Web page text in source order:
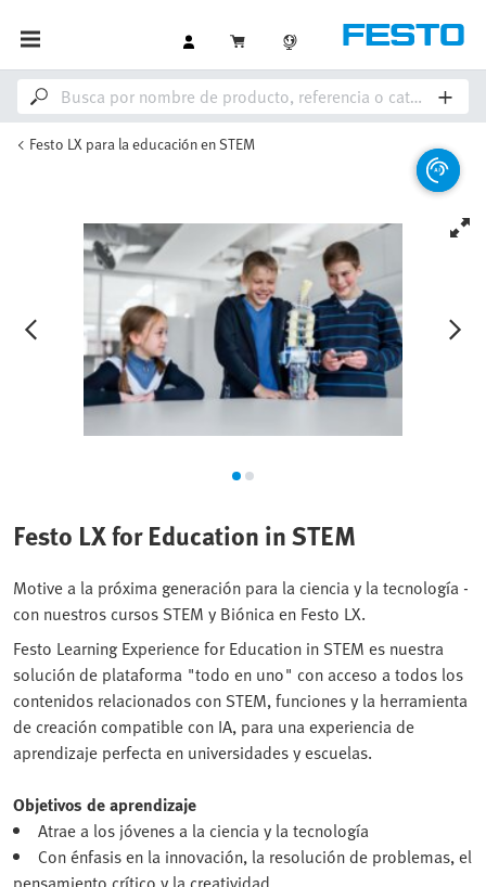
Festo LX para la educación en STEM
Festo LX for Education in STEM
Motive a la próxima generación para la ciencia y la tecnología -
con nuestros cursos STEM y Biónica en Festo LX.
Festo Learning Experience for Education in STEM es nuestra
solución de plataforma "todo en uno" con acceso a todos los
contenidos relacionados con STEM, funciones y la herramienta
de creación compatible con IA, para una experiencia de
aprendizaje perfecta en universidades y escuelas.
Objetivos de aprendizaje
Atrae a los jóvenes a la ciencia y la tecnología
Con énfasis en la innovación, la resolución de problemas, el